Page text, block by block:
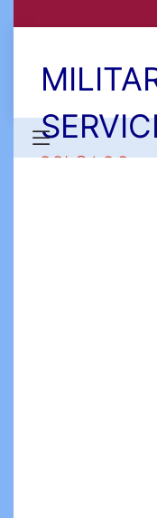
মিলিটারী